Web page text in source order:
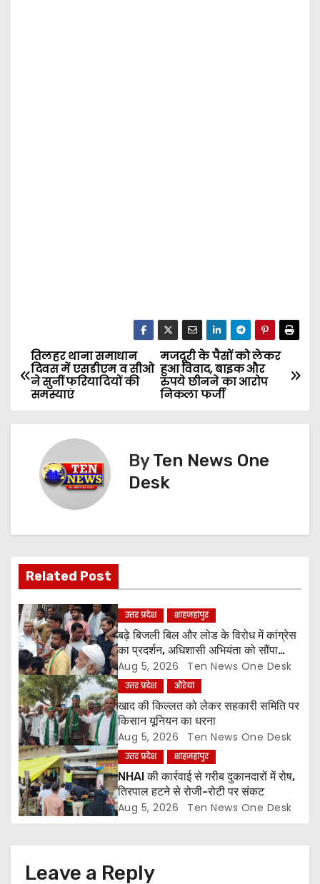
P
o
s
v
g
a
t
i
o
n
मजदूरी के पैसों को लेकर
हुआ विवाद, बाइक और
रुपये छीनने का आरोप
निकला फर्जी
तिलहर थाना समाधान
दिवस में एसडीएम व सीओ
ने सुनीं फरियादियों की
समस्याएं
ByTen News One
Desk
Related Post
उत्तर प्रदेश शाहजहांपुर
बढ़े बिजली बिल और लोड के विरोध में कांग्रेस
का प्रदर्शन, अधिशासी अभियंता को सौंपा
ज्ञापन
Aug 5, 2026 Ten News One Desk
उत्तर प्रदेश औरेया
खाद की किल्लत को लेकर सहकारी समिति पर
किसान यूनियन का धरना
Aug 5, 2026 Ten News One Desk
उत्तर प्रदेश शाहजहांपुर
NHAI की कार्रवाई से गरीब दुकानदारों में रोष,
तिरपाल हटने से रोजी-रोटी पर संकट
Aug 5, 2026 Ten News One Desk
Leave a Reply